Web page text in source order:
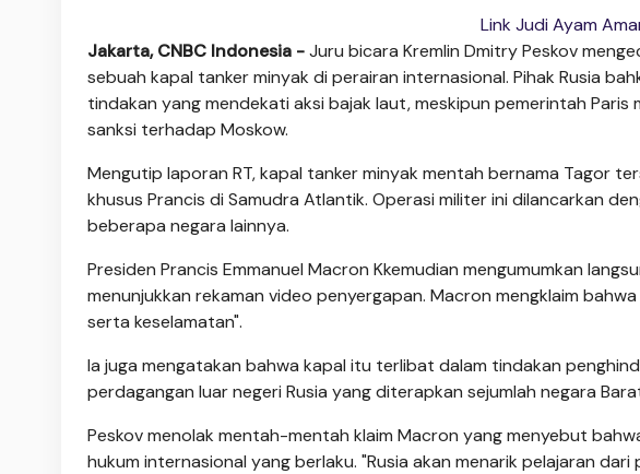
Link Judi Ayam
Jakarta, CNBC Indonesia -Juru bicara Kremlin Dmitry Peskov
sebuah kapal tanker minyak di perairan internasional. Pihak Rusia
tindakan yang mendekati aksi bajak laut, meskipun pemerintah
sanksi terhadap Moskow.
Mengutip laporan RT, kapal tanker minyak mentah bernama Tagor
khusus Prancis di Samudra Atlantik. Operasi militer ini dilancarkan
beberapa negara lainnya.
Presiden Prancis Emmanuel Macron Kkemudian mengumumkan
menunjukkan rekaman video penyergapan. Macron mengklaim
serta keselamatan".
Ia juga mengatakan bahwa kapal itu terlibat dalam tindakan
perdagangan luar negeri Rusia yang diterapkan sejumlah negara
Peskov menolak mentah-mentah klaim Macron yang menyebut
hukum internasional yang berlaku. "Rusia akan menarik pelajaran